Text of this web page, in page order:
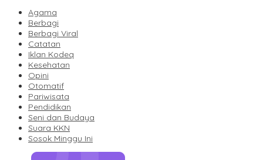
Agama
Berbagi
Berbagi Viral
Catatan
Iklan Kodeq
Kesehatan
Opini
Otomatif
Pariwisata
Pendidikan
Seni dan Budaya
Suara KKN
Sosok Minggu Ini